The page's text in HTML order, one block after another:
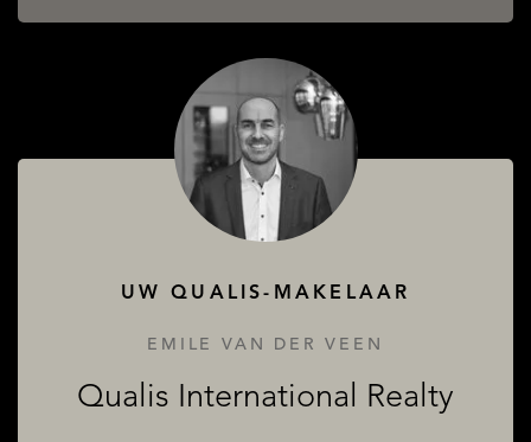
UW QUALIS-MAKELAAR
EMILE VAN DER VEEN
Qualis International Realty